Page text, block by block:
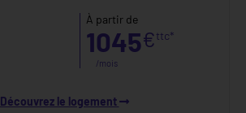
À partir de
1045€ttc*
/mois
Découvrez le logement